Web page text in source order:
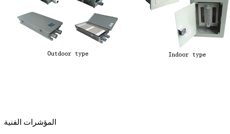
المؤشرات الفنية